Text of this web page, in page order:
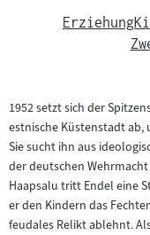
Erziehung
1952 setzt sich der
estnische Küstenstadt ab,
Sie sucht ihn aus
der deutschen
Haapsalu tritt Endel eine
er den Kindern das
feudales Relikt ablehnt.